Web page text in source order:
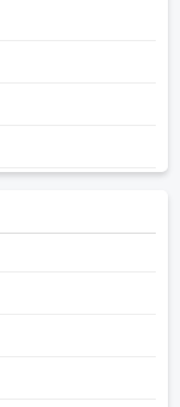
笔趣阁
动疑是玉人来全诗
裴家桉隔墙花任平生
隔墙花by任平生书评隔
更新内容
来出自哪里
生)txt